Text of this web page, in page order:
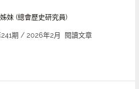
妹 (總會歷史研究員)
241期 / 2026年2月 閱讀文章